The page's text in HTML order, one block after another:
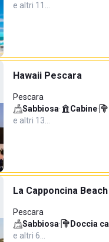
e altri 11…
Hawaii Pescara
Pescara
Sabbiosa· Cabine·
e altri 13…
La Capponcina
Pescara
Sabbiosa· Doccia
e altri 6…